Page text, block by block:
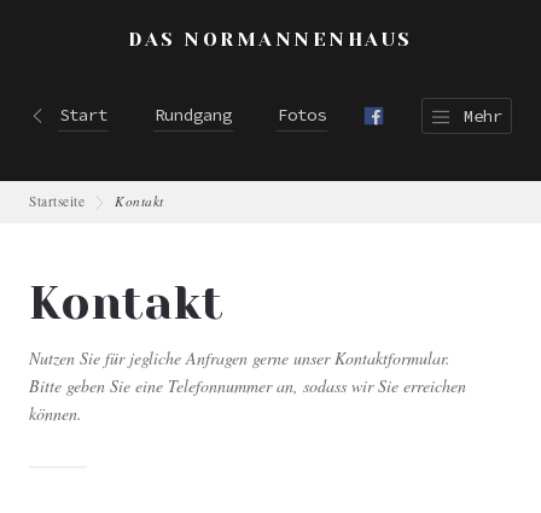
NORMANNENHAUS
Start Rundgang Fotos Mehr
Startseite Kontakt
Kontakt
Nutzen Sie für jegliche Anfragen gerne unser Kontaktformular.
Bitte geben Sie eine Telefonnummer an, sodass wir Sie erreichen
können.